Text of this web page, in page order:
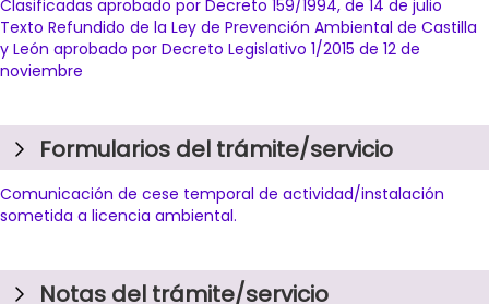
Clasificadas aprobado por Decreto 159/1994, de 14 de julio
Texto Refundido de la Ley de Prevención Ambiental de Castilla
y León aprobado por Decreto Legislativo 1/2015 de 12 de
noviembre
Formularios del trámite/servicio
Comunicación de cese temporal de actividad/instalación
sometida a licencia ambiental.
Notas del trámite/servicio